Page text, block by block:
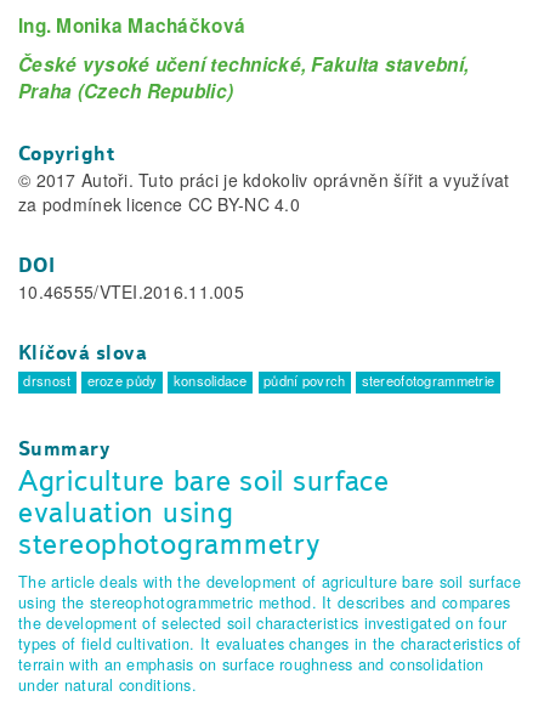
Ing. Monika Macháčková
České vysoké učení technické, Fakulta stavební,
Praha (Czech Republic)
Copyright
© 2017 Autoři. Tuto práci je kdokoliv oprávněn šířit a využívat
za podmínek licence CC BY-NC 4.0
DOI
10.46555/VTEI.2016.11.005
Klíčová slova
drsnost eroze půdy konsolidace půdní povrch stereofotogrammetrie
Summary
Agriculture bare soil surface
evaluation using
stereophotogrammetry
The article deals with the development of agriculture bare soil surface
using the stereophotogrammetric method. It describes and compares
the development of selected soil characteristics investigated on four
types of field cultivation. It evaluates changes in the characteristics of
terrain with an emphasis on surface roughness and consolidation
under natural conditions.